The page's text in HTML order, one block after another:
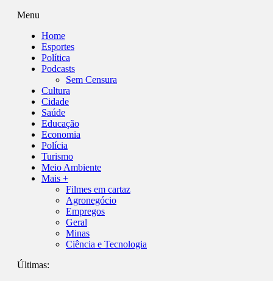
Menu
Home
Esportes
Política
Podcasts
Sem Censura
Cultura
Cidade
Saúde
Educação
Economia
Polícia
Turismo
Meio Ambiente
Mais +
Filmes em cartaz
Agronegócio
Empregos
Geral
Minas
Ciência e Tecnologia
Últimas: